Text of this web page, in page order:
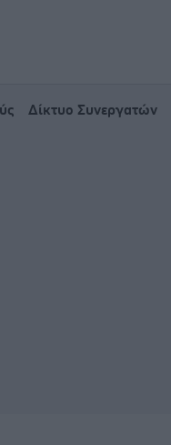
Δίκτυο Συνεργατών